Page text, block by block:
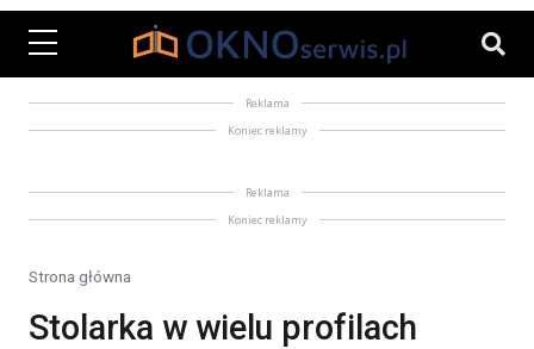
Reklama
Koniec reklamy
Reklama
Koniec reklamy
Strona główna
Stolarka w wielu profilach